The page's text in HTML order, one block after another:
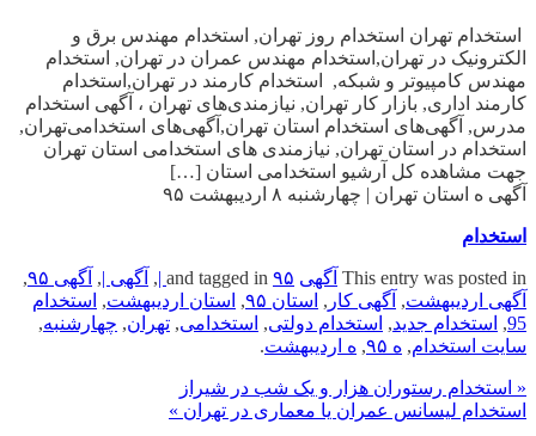
استخدام تهران استخدام روز تهران, استخدام مهندس برق و
الکترونیک در تهران,استخدام مهندس عمران در تهران, استخدام
مهندس کامپیوتر و شبکه, استخدام کارمند در تهران,استخدام
کارمند اداری, بازار کار تهران, نیازمندی‌های تهران ، آگهی استخدام
مدرس, آگهی‌های استخدام استان تهران,آگهی‌های استخدامی‌تهران,
استخدام در استان تهران, نیازمندی های استخدامی استان تهران
جهت مشاهده کل آرشیو استخدامی استان […]
آگهی ه استان تهران | چهارشنبه ۸ اردیبهشت ۹۵
استخدام
This entry was posted in آگهی ۹۵ | , آگهی |, آگهی ۹۵
,
آگهی اردیبهشت, آگهی کار , استان ۹۵ , استان اردیبهشت, استخدام
95
, استخدام جدید, استخدام دولتی, استخدامی, تهران, چهارشنبه,
سایت استخدام, ه ۹۵ , ه اردیبهشت.
« استخدام رستوران هزار و یک شب در شیراز
استخدام لیسانس عمران یا معماری در تهران »